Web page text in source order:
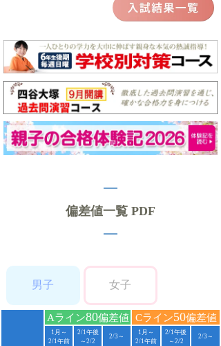
偏差値一覧 PDF
男子 女子
Aライン80偏差値 Cライン50偏差値
1月～
2/1午前
2/1午後
～2/2
2/3～
1月～
2/1午前
2/1午後
～2/2
2/3～